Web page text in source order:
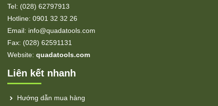
Tel: (028) 62797913
Hotline: 0901 32 32 26
Email: info@quadatools.com
Fax: (028) 62591131
Website: quadatools.com
Liên kết nhanh
Hướng dẫn mua hàng